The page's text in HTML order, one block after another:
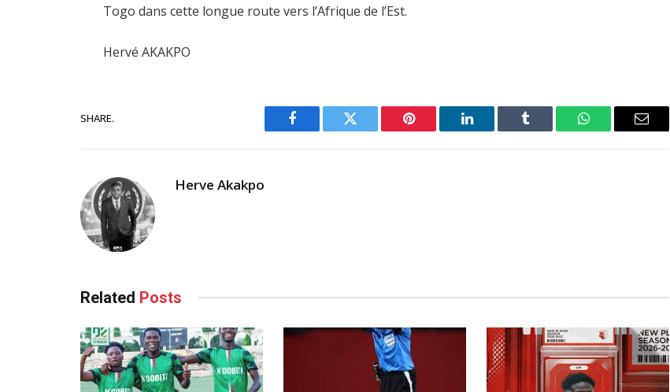
Togo dans cette longue route vers l’Afrique de l’Est.
Hervé AKAKPO
SHARE.
Facebook Twitter Pinterest LinkedIn Tumblr WhatsAppEmail
Herve Akakpo
Related Posts